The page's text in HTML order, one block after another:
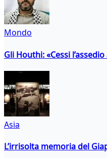
Mondo
Gli Houthi: «Cessi
Asia
L’irrisolta memoria del